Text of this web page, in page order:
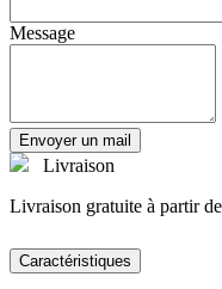
Message
Envoyer un mail
Livraison
Livraison gratuite à partir
Caractéristiques